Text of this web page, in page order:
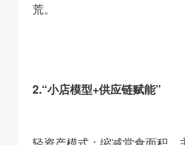
荒。
2.“小店模型+供应链赋能”